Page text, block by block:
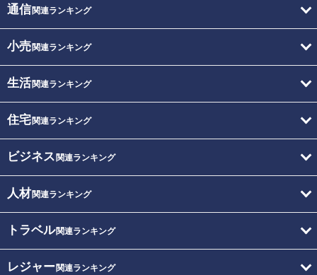
通信関連ランキング
小売関連ランキング
生活関連ランキング
住宅関連ランキング
ビジネス 関連ランキング
人材関連ランキング
トラベル関連ランキング
レジャー関連ランキング